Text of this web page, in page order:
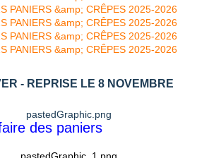
- REPRISE LE 8 NOVEMBRE
des paniers